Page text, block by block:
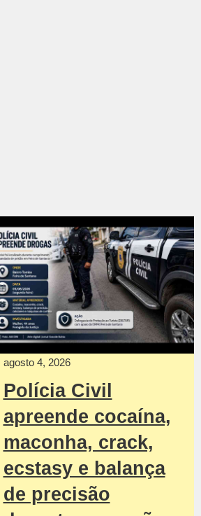
agosto 4, 2026
Polícia Civil
apreende cocaína,
maconha, crack,
ecstasy e balança
de precisão